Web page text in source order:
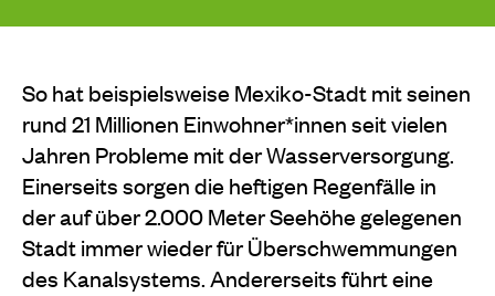
So hat beispielsweise Mexiko-Stadt mit seinen
rund 21 Millionen Einwohner*innen seit vielen
Jahren Probleme mit der Wasserversorgung.
Einerseits sorgen die heftigen Regenfälle in
der auf über 2.000 Meter Seehöhe gelegenen
Stadt immer wieder für Überschwemmungen
des Kanalsystems. Andererseits führt eine